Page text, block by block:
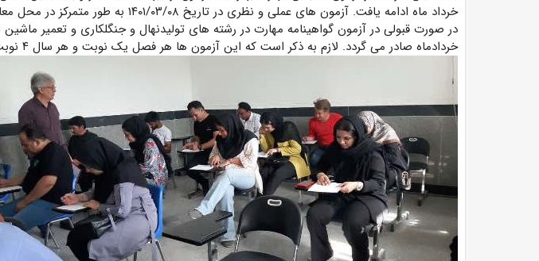
خرداد ماه ادامه یافت. آزمون های عملی و نظری در تاریخ
در صورت قبولی در آزمون گواهینامه مهارت در رشته های تولیدنهال و جنگلکاری و تعمیر
خردادماه صادر می گردد. لازم به ذکر است که این آزمون ها هر فصل یک نوبت و هر سال ۴ نوبت برگزار می گردد.